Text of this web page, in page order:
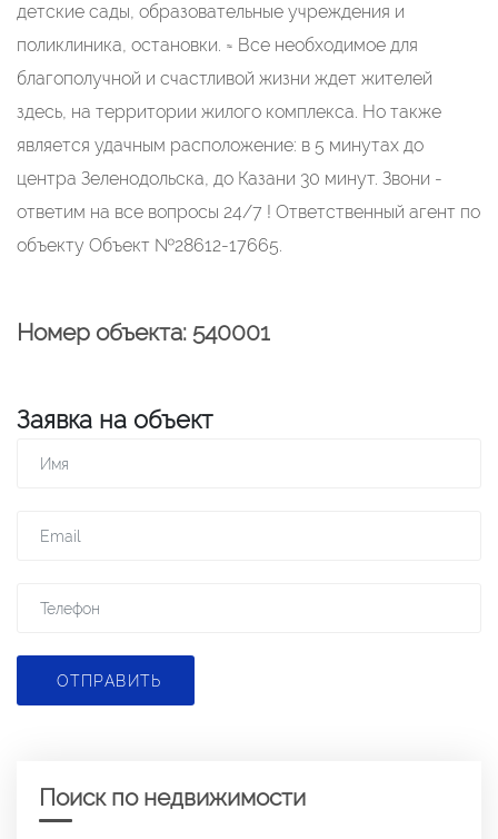
детские сады, образовательные учреждения и
поликлиника, остановки. ≈ Все необходимое для
благополучной и счастливой жизни ждет жителей
здесь, на территории жилого комплекса. Но также
является удачным расположение: в 5 минутах до
центра Зеленодольска, до Казани 30 минут. Звони -
ответим на все вопросы 24/7 ! Ответственный агент по
объекту Объект №28612-17665.
Номер объекта: 540001
Заявка на объект
ОТПРАВИТЬ
Поиск по недвижимости